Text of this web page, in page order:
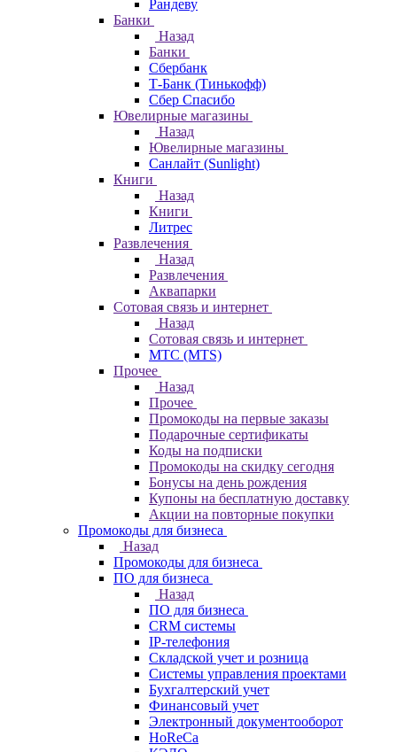
Рандеву
Банки
Назад
Банки
Сбербанк
Т-Банк (Тинькофф)
Сбер Спасибо
Ювелирные магазины
Назад
Ювелирные магазины
Санлайт (Sunlight)
Книги
Назад
Книги
Литрес
Развлечения
Назад
Развлечения
Аквапарки
Сотовая связь и интернет
Назад
Сотовая связь и интернет
МТС (MTS)
Прочее
Назад
Прочее
Промокоды на первые заказы
Подарочные сертификаты
Коды на подписки
Промокоды на скидку сегодня
Бонусы на день рождения
Купоны на бесплатную доставку
Акции на повторные покупки
Промокоды для бизнеса
Назад
Промокоды для бизнеса
ПО для бизнеса
Назад
ПО для бизнеса
CRM системы
IP-телефония
Складской учет и розница
Системы управления проектами
Бухгалтерский учет
Финансовый учет
Электронный документооборот
HoReCa